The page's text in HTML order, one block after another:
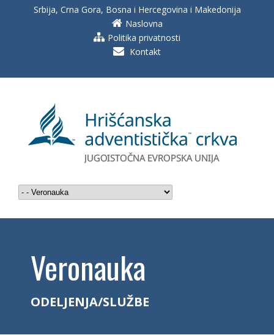
Srbija, Crna Gora, Bosna i Hercegovina i Makedonija
Naslovna
Politika privatnosti
Kontakt
Veronauka
ODELJENJA/SLUŽBE